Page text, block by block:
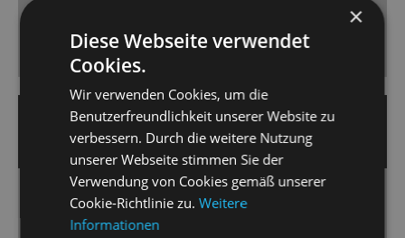
Johannes Pell aus dem Graben kommt und dem, was
dazu oben auf der Bühne abläuft, gibt es keine
Millisekunde an Verschiebung.
4.12.2023 | Bernd Klempnow
SÄCHSISCHE ZEITUNG
So zauberhaft macht Alice die böse Herzkönigin
fertig
×
Diese Webseite verwendet
Cookies.
Wir verwenden Cookies, um die
Benutzerfreundlichkeit unserer Website zu
verbessern. Durch die weitere Nutzung
unserer Webseite stimmen Sie der
Verwendung von Cookies gemäß unserer
Cookie-Richtlinie zu.Weitere
Informationen